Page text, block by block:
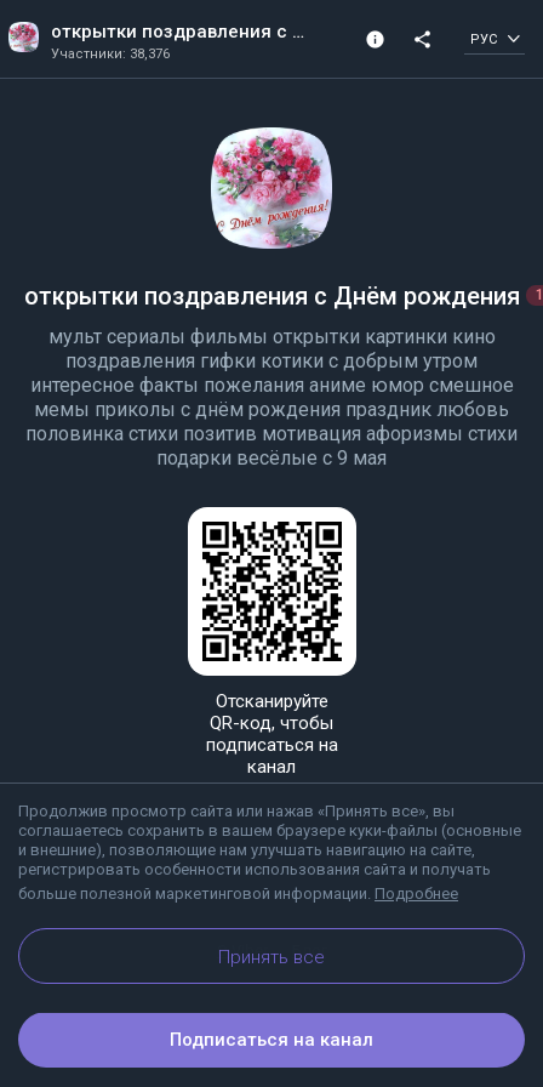
открытки поздравления с Днём рождения
Участники: 38,376
info
Участники: 38,376
share РУС
Продолжив просмотр сайта или нажав «Принять все», вы
соглашаетесь сохранить в вашем браузере куки-файлы (основные
и внешние), позволяющие нам улучшать навигацию на сайте,
регистрировать особенности использования сайта и получать
больше полезной маркетинговой информации. Подробнее
Принять все
открытки поздравления с Днём рождения
мульт сериалы фильмы открытки картинки кино
поздравления гифки котики с добрым утром
интересное факты пожелания аниме юмор смешное
мемы приколы с днём рождения праздник любовь
половинка стихи позитив мотивация афоризмы стихи
подарки весёлые с 9 мая
Отсканируйте
QR-код, чтобы
подписаться на
канал
О Viber Блог
Подписаться на канал